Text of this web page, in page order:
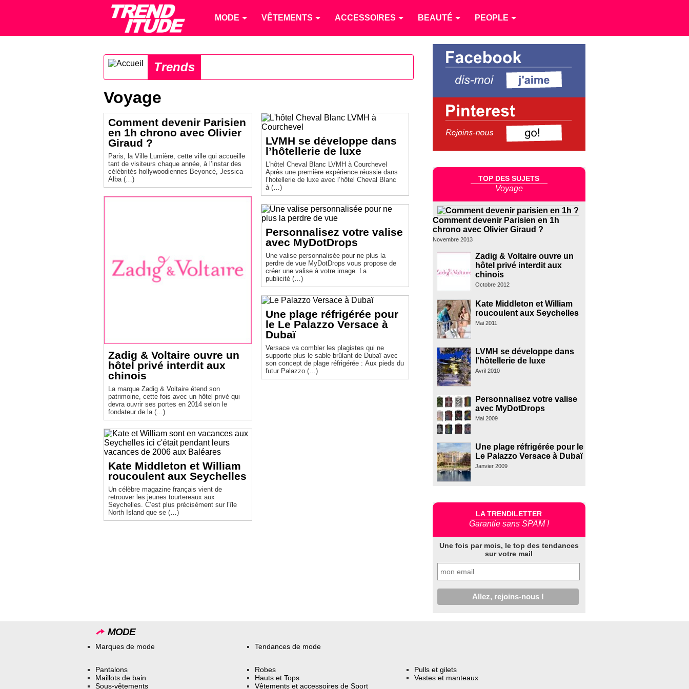
MODE VÊTEMENTS ACCESSOIRES BEAUTÉ PEOPLE
Trends
Voyage
Comment devenir Parisien
en 1h chrono avec Olivier
Giraud ?
Paris, la Ville Lumière, cette ville qui accueille
tant de visiteurs chaque année, à l’instar des
célébrités hollywoodiennes Beyoncé, Jessica
Alba (…)
Zadig & Voltaire ouvre un
hôtel privé interdit aux
chinois
La marque Zadig & Voltaire étend son
patrimoine, cette fois avec un hôtel privé qui
devra ouvrir ses portes en 2014 selon le
fondateur de la (…)
Kate Middleton et William
roucoulent aux Seychelles
Un célèbre magazine français vient de
retrouver les jeunes tourtereaux aux
Seychelles. C’est plus précisément sur l’île
North Island que se (…)
LVMH se développe dans
l’hôtellerie de luxe
L'hôtel Cheval Blanc LVMH à Courchevel
Après une première expérience réussie dans
l’hotellerie de luxe avec l’hôtel Cheval Blanc
à (…)
Personnalisez votre valise
avec MyDotDrops
Une valise personnalisée pour ne plus la
perdre de vue MyDotDrops vous propose de
créer une valise à votre image. La
publicité (…)
Une plage réfrigérée pour
le Le Palazzo Versace à
Dubaï
Versace va combler les plagistes qui ne
supporte plus le sable brûlant de Dubaï avec
son concept de plage réfrigérée : Aux pieds du
futur Palazzo (…)
TOP DES SUJETS
Voyage
Comment devenir Parisien en 1h
chrono avec Olivier Giraud ?
Novembre 2013
Zadig & Voltaire ouvre un
hôtel privé interdit aux
chinois
Octobre 2012
Kate Middleton et William
roucoulent aux Seychelles
Mai 2011
LVMH se développe dans
l'hôtellerie de luxe
Avril 2010
Personnalisez votre valise
avec MyDotDrops
Mai 2009
Une plage réfrigérée pour le
Le Palazzo Versace à Dubaï
Janvier 2009
LA TRENDILETTER
Garantie sans SPAM !
Une fois par mois, le top des tendances
sur votre mail
MODE
Marques de mode Tendances de mode
Pantalons
Maillots de bain
Sous-vêtements
Robes
Hauts et Tops
Vêtements et accessoires de Sport
Pulls et gilets
Vestes et manteaux